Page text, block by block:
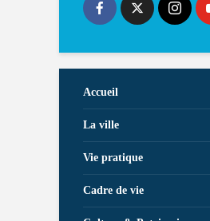
Accueil
La ville
Vie pratique
Cadre de vie